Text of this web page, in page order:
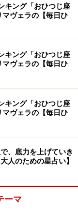
キング「おひつじ座
マヴェラの【毎日ひ
キング「おひつじ座
マヴェラの【毎日ひ
キング「おひつじ座
マヴェラの【毎日ひ
、底力を上げていき
人のための星占い】
ーマ